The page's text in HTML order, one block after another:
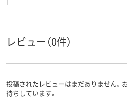
レビュー（0件）
投稿されたレビューはまだありません。
待ちしています。